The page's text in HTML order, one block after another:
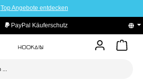
Top Angebote entdecken
PayPal Käuferschutz